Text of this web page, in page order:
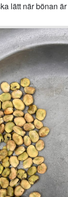
lätt när bönan är